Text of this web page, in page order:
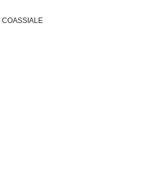
COASSIALE